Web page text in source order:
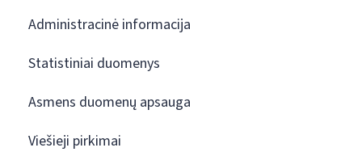
Administracinė informacija
Statistiniai duomenys
Asmens duomenų apsauga
Viešieji pirkimai